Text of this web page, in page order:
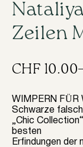
Zeilen
CHF 10.00
CHF 10.00
bis
CHF 24.00
WIMPERN FÜR
Schwarze
„Chic
besten
Erfindungen der